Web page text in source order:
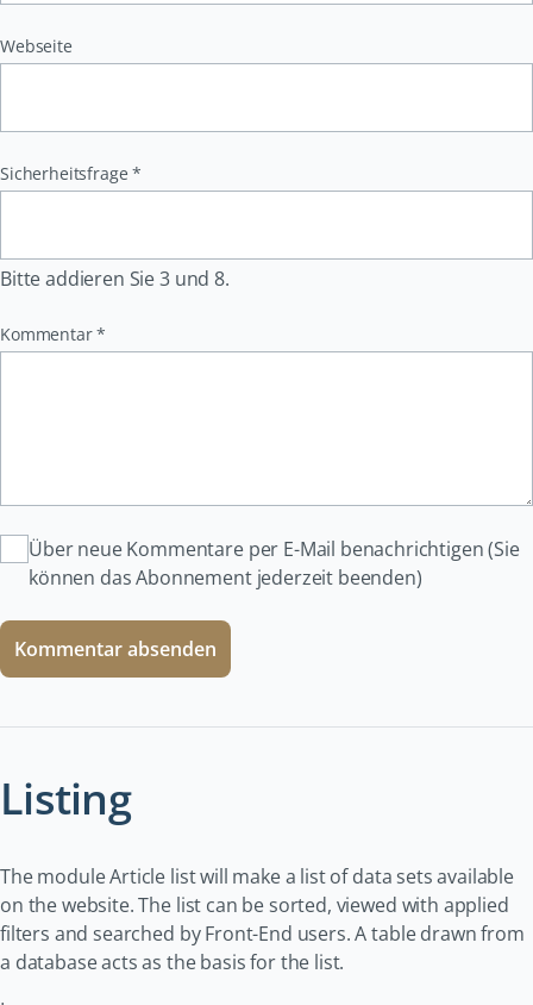
Webseite
Pflichtfeld
Sicherheitsfrage *
Bitte addieren Sie 3 und 8.
Pflichtfeld
Kommentar *
Über neue Kommentare per E-Mail benachrichtigen (Sie
können das Abonnement jederzeit beenden)
Kommentar absenden
Listing
The module Article list will make a list of data sets available
on the website. The list can be sorted, viewed with applied
filters and searched by Front-End users. A table drawn from
a database acts as the basis for the list.